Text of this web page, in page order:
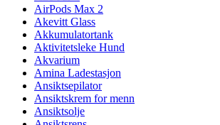
AirPods Max 2
Akevitt Glass
Akkumulatortank
Aktivitetsleke Hund
Akvarium
Amina Ladestasjon
Ansiktsepilator
Ansiktskrem for menn
Ansiktsolje